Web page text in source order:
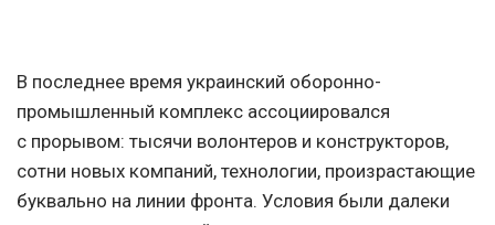
В последнее время украинский оборонно-
промышленный комплекс ассоциировался
с прорывом: тысячи волонтеров и конструкторов,
сотни новых компаний, технологии, произрастающие
буквально на линии фронта. Условия были далеки